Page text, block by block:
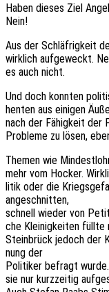
Haben dieses Ziel
Nein!
Aus der Schläf­rig­keit
wirk­lich aufge­weckt.
es auch nicht.
Und doch konn­ten
hen­ten aus eini­gen
nach der Fähig­keit der
Proble­me zu lösen,
Themen wie
mehr vom Hocker.
li­tik oder die
angeschnitten,
schnell wieder von
che Klei­nig­kei­ten füllte
Stein­brück jedoch der
nung der
Poli­ti­ker befragt
sie nur kurz­zei­tig